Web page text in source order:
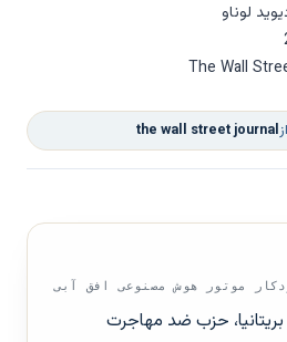
لوناو
the wall street journal
موتور هوش مصنوعی افق آبی
حزب ضد مهاجرت